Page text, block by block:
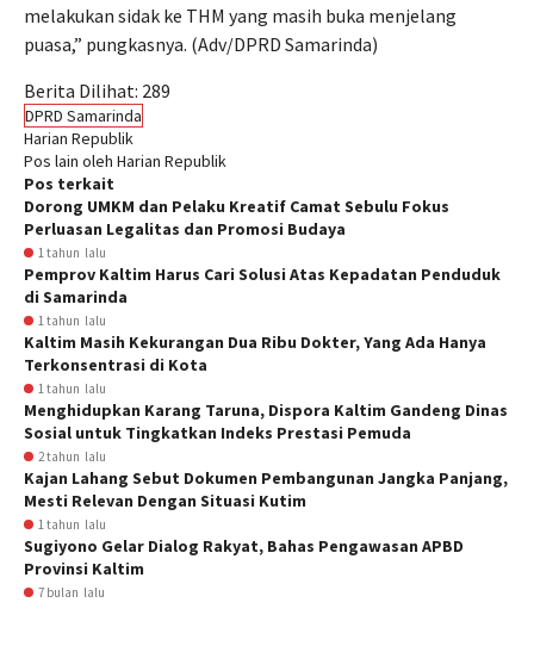
melakukan sidak ke THM yang masih buka menjelang
puasa,” pungkasnya. (Adv/DPRD Samarinda)
Berita Dilihat: 289
DPRD Samarinda
Harian Republik
Pos lain oleh Harian Republik
Pos terkait
Dorong UMKM dan Pelaku Kreatif Camat Sebulu Fokus
Perluasan Legalitas dan Promosi Budaya
1 tahun lalu
Pemprov Kaltim Harus Cari Solusi Atas Kepadatan Penduduk
di Samarinda
1 tahun lalu
Kaltim Masih Kekurangan Dua Ribu Dokter, Yang Ada Hanya
Terkonsentrasi di Kota
1 tahun lalu
Menghidupkan Karang Taruna, Dispora Kaltim Gandeng Dinas
Sosial untuk Tingkatkan Indeks Prestasi Pemuda
2 tahun lalu
Kajan Lahang Sebut Dokumen Pembangunan Jangka Panjang,
Mesti Relevan Dengan Situasi Kutim
1 tahun lalu
Sugiyono Gelar Dialog Rakyat, Bahas Pengawasan APBD
Provinsi Kaltim
7 bulan lalu